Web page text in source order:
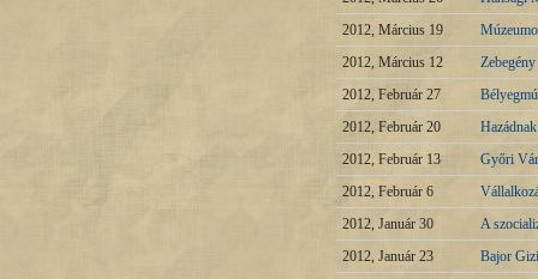
2012, Március 19
2012, Március 12
2012, Február 27
2012, Február 20
2012, Február 13
Győri
2012, Február 6
2012, Január 30
A
2012, Január 23
Bajor